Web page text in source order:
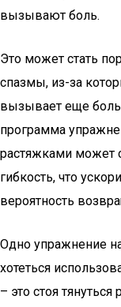
вызывают боль.
Это может стать
спазмы, из-за
вызывает еще
программа
растяжками может
гибкость, что
вероятность
Одно упражнение
хотеться
­– это стоя